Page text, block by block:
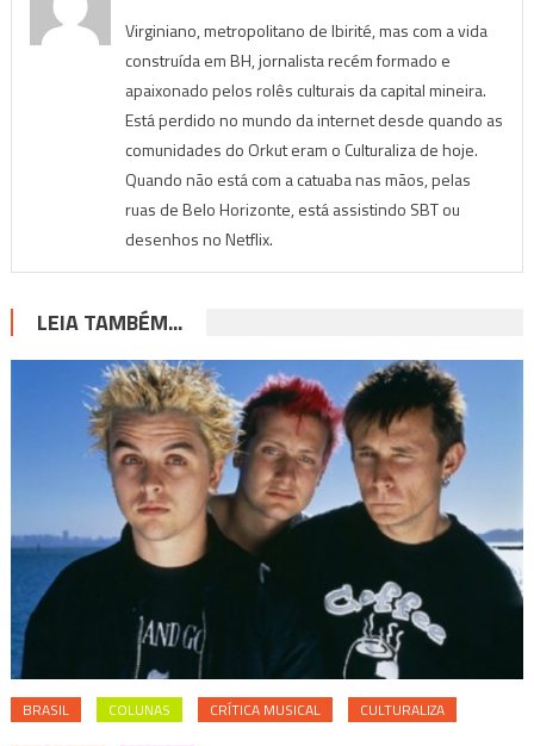
Virginiano, metropolitano de Ibirité, mas com a vida
construída em BH, jornalista recém formado e
apaixonado pelos rolês culturais da capital mineira.
Está perdido no mundo da internet desde quando as
comunidades do Orkut eram o Culturaliza de hoje.
Quando não está com a catuaba nas mãos, pelas
ruas de Belo Horizonte, está assistindo SBT ou
desenhos no Netflix.
LEIA TAMBÉM...
BRASIL COLUNAS CRÍTICA MUSICAL CULTURALIZA